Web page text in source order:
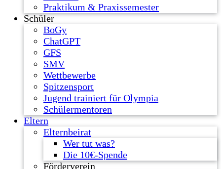
Praktikum & Praxissemester
Schüler
BoGy
ChatGPT
GFS
SMV
Wettbewerbe
Spitzensport
Jugend trainiert für Olympia
Schülermentoren
Eltern
Elternbeirat
Wer tut was?
Die 10€-Spende
Förderverein